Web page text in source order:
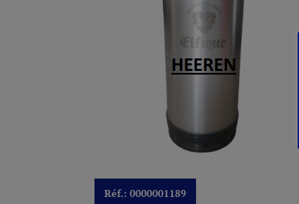
Réf.:0000001189